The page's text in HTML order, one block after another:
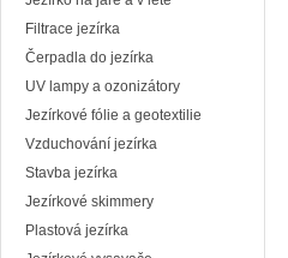
Filtrace jezírka
Čerpadla do jezírka
UV lampy a ozonizátory
Jezírkové fólie a geotextilie
Vzduchování jezírka
Stavba jezírka
Jezírkové skimmery
Plastová jezírka